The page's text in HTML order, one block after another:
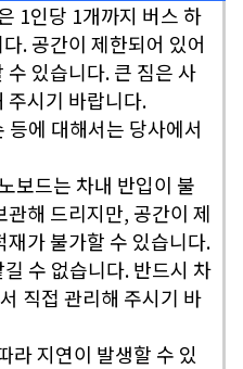
1인당 1개까지 버스 하
. 공간이 제한되어 있어
있습니다. 큰 짐은 사
주시기 바랍니다.
등에 대해서는 당사에서
보드는 차내 반입이 불
해 드리지만, 공간이 제
가 불가할 수 있습니다.
수 없습니다. 반드시 차
직접 관리해 주시기 바
라 지연이 발생할 수 있